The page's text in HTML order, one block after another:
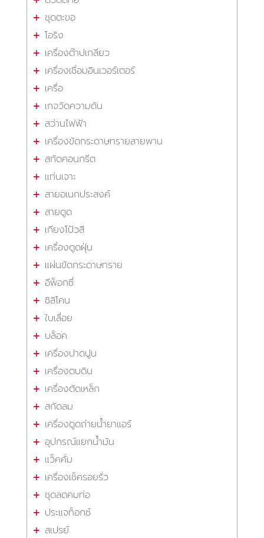
ชุดตะขอ
โอริง
เครื่องต๊าปเกลียว
เครื่องเชื่อมอินเวอร์เตอร์
เครื่อ
เกจวัดความดัน
สว่านไฟฟ้า
เครื่องขัดกระดาษทรายสายพาน
สกัดคอนกรีต
แท่นเจาะ
สายอเนกประสงค์
สายดูด
เกียงโป้วสี
เครื่องดูดฝุ่น
แผ่นขัดกระดาษทราย
อีพ็อกซี่
ซิลิโคน
ใบเลื่อย
บล็อค
เครื่องปาดปูน
เครื่องตบดิน
เครื่องตัดเหล็ก
สกัดลม
เครื่องดูดถ่ายน้ำยาแอร์
อุปกรณ์แยกน้ำมัน
แว็คคั่ม
เครื่องเช็ครอยรั่ว
ชุดลดคมท่อ
ประแจท็อกซ์
สเปรย์